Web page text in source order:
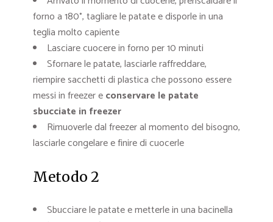
forno a 180°, tagliare le patate e disporle in una
teglia molto capiente
Lasciare cuocere in forno per 10 minuti
Sfornare le patate, lasciarle raffreddare,
riempire sacchetti di plastica che possono essere
messi in freezer econservare le patate
sbucciate in freezer
Rimuoverle dal freezer al momento del bisogno,
lasciarle congelare e finire di cuocerle
Metodo 2
Sbucciare le patate e metterle in una bacinella